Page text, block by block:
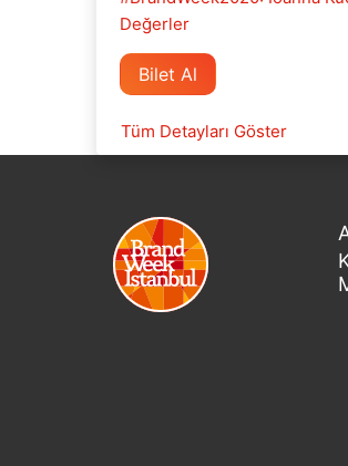
Değerler
Bilet Al
Tüm Detayları Göster